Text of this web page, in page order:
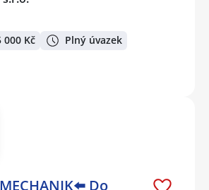
000 Kč Plný úvazek
Do